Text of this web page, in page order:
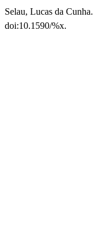
Selau, Lucas da
doi:10.1590/%x.